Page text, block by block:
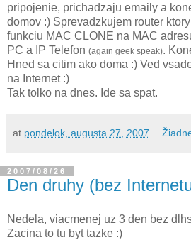
pripojenie, prichadzaju emaily a
domov :) Sprevadzkujem router
funkciu MAC CLONE na MAC
PC a IP Telefon (again geek speak).
Hned sa citim ako doma :) Ved
na Internet :)
Tak tolko na dnes. Ide sa spat.
at pondelok, augusta 27, 2007
2007/08/26
Den druhy (bez
Nedela, viacmenej uz 3 den bez
Zacina to tu byt tazke :)